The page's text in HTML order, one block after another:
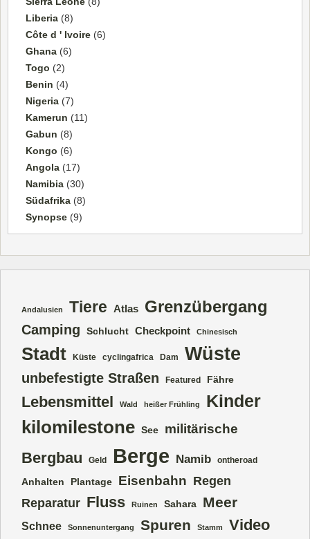
Liberia (8)
Côte d ' Ivoire (6)
Ghana (6)
Togo (2)
Benin (4)
Nigeria (7)
Kamerun (11)
Gabun (8)
Kongo (6)
Angola (17)
Namibia (30)
Südafrika (8)
Synopse (9)
Andalusien Tiere Atlas Grenzübergang
Camping Schlucht Checkpoint Chinesisch
Stadt Küste cyclingafrica Dam Wüste
unbefestigte Straßen Featured Fähre
Lebensmittel Wald heißer Frühling Kinder
kilomilestone See militärische
Bergbau Geld Berge Namib ontheroad
Anhalten Plantage Eisenbahn Regen
Reparatur Fluss Ruinen Sahara Meer
Schnee Sonnenuntergang Spuren Stamm Video